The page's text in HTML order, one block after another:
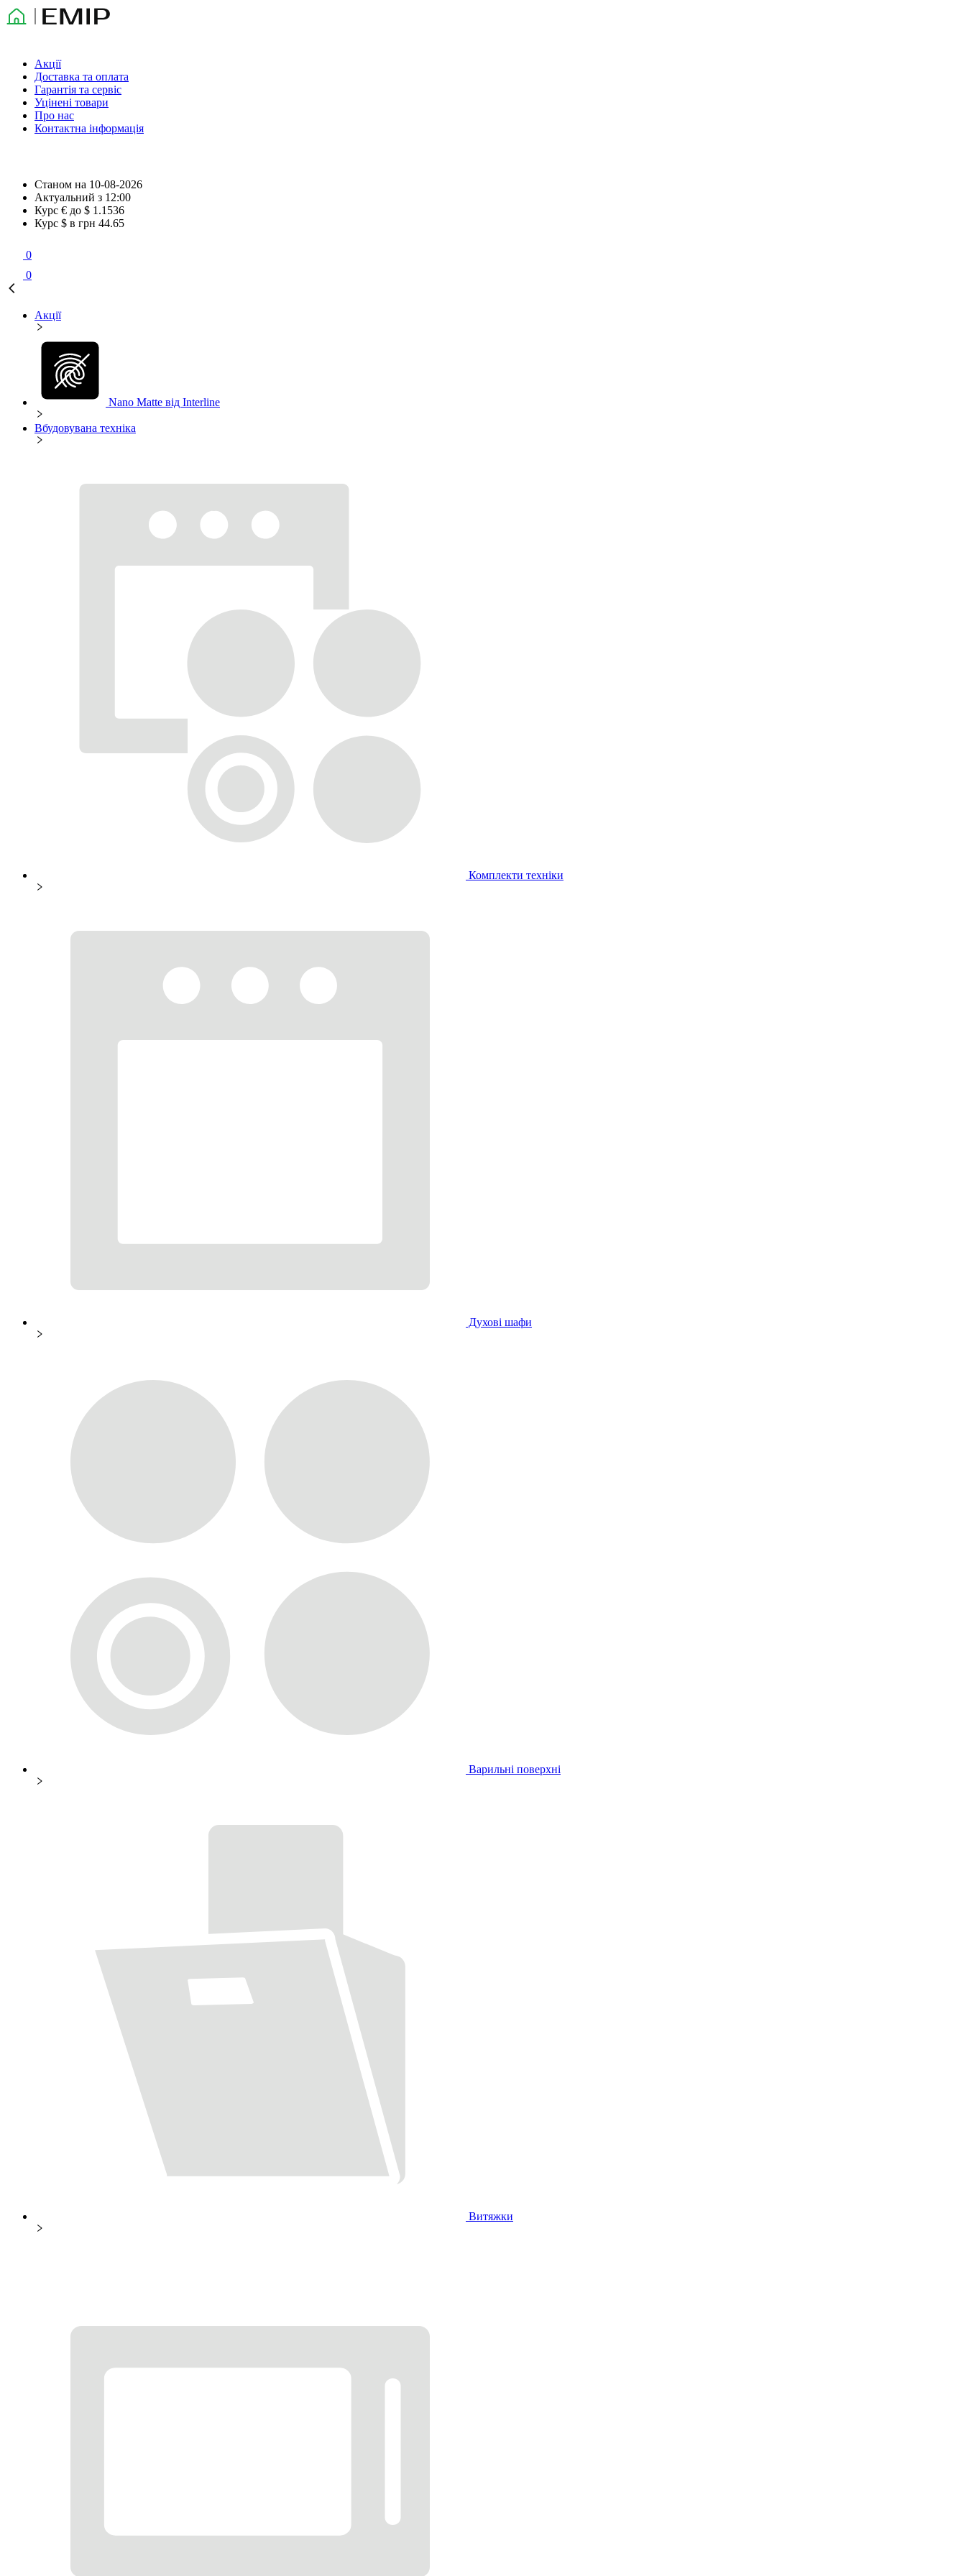
Акції
Доставка та оплата
Гарантія та сервіс
Уцінені товари
Про нас
Контактна інформація
Станом на 10-08-2026
Актуальний з 12:00
Курс € до $ 1.1536
Курс $ в грн 44.65
0
0
Акції
Nano Matte від Interline
Вбудовувана техніка
Комплекти техніки
Духові шафи
Варильні поверхні
Витяжки